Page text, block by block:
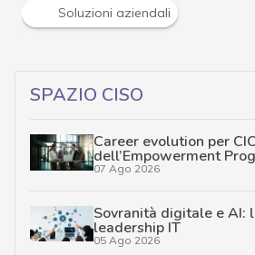
Soluzioni aziendali
SPAZIO CISO
Career evolution per
dell’Empowerment
07 Ago 2026
Sovranità digitale e AI:
leadership IT
05 Ago 2026